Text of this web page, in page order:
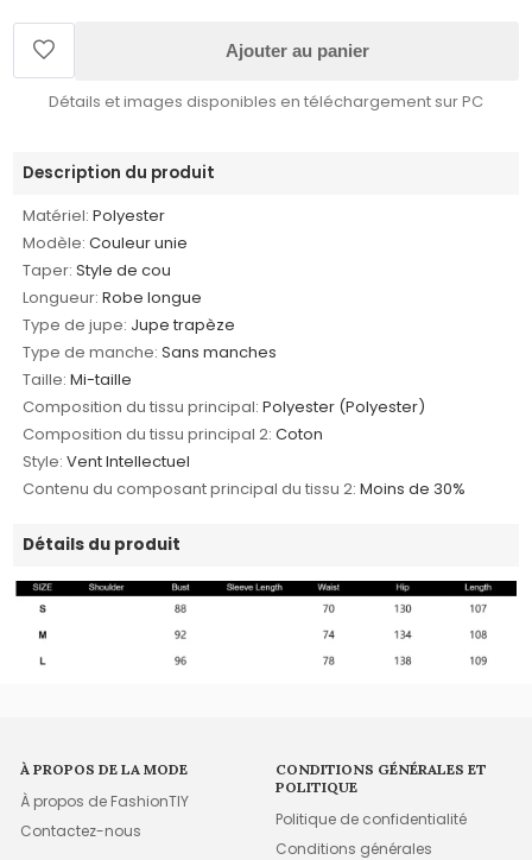
Ajouter au panier
Détails et images disponibles en téléchargement sur PC
Description du produit
Matériel: Polyester
Modèle: Couleur unie
Taper: Style de cou
Longueur: Robe longue
Type de jupe: Jupe trapèze
Type de manche: Sans manches
Taille: Mi-taille
Composition du tissu principal: Polyester (Polyester)
Composition du tissu principal 2: Coton
Style: Vent Intellectuel
Contenu du composant principal du tissu 2: Moins de 30%
Détails du produit
À PROPOS DE LA MODE
À propos de FashionTIY
Contactez-nous
CONDITIONS GÉNÉRALES ET
POLITIQUE
Politique de confidentialité
Conditions générales